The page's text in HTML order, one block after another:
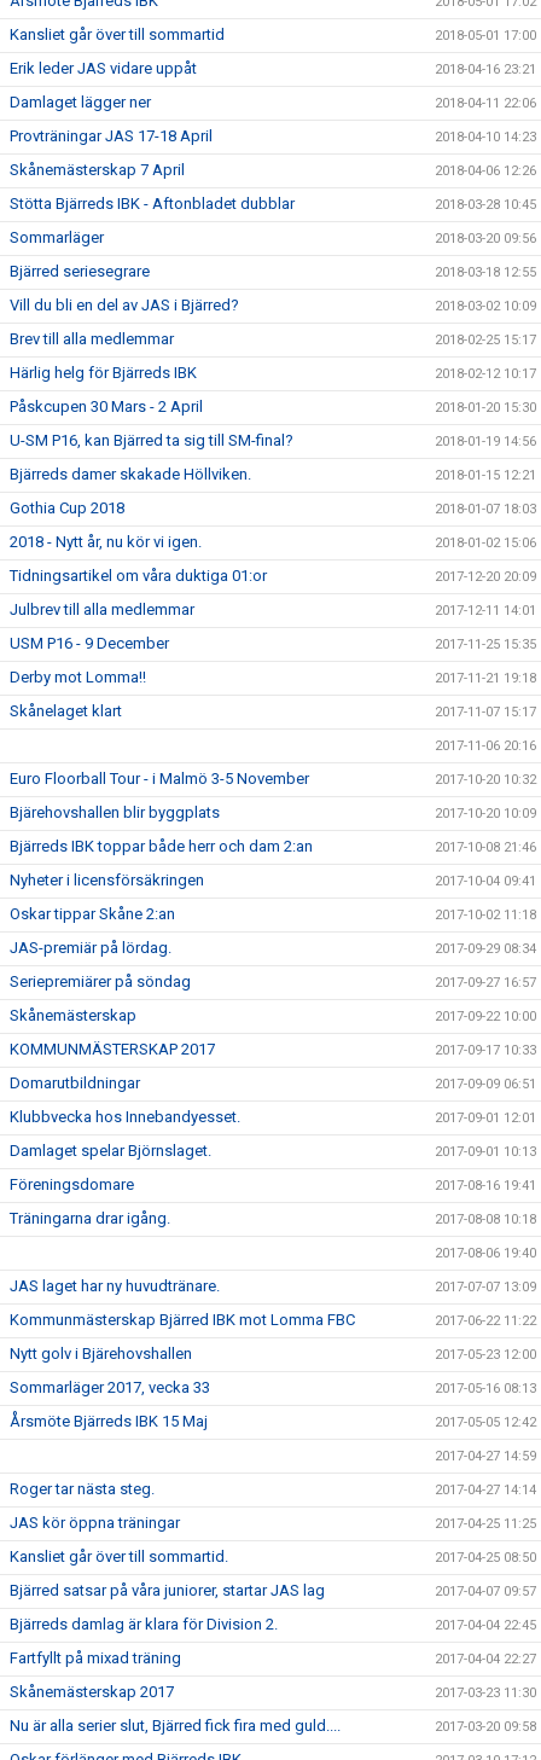
Kansliet går över till sommartid 2018-05-01 17:00
Erik leder JAS vidare uppåt 2018-04-16 23:21
Damlaget lägger ner 2018-04-11 22:06
Provträningar JAS 17-18 April 2018-04-10 14:23
Skånemästerskap 7 April 2018-04-06 12:26
Stötta Bjärreds IBK - Aftonbladet dubblar 2018-03-28 10:45
Sommarläger 2018-03-20 09:56
Bjärred seriesegrare 2018-03-18 12:55
Vill du bli en del av JAS i Bjärred? 2018-03-02 10:09
Brev till alla medlemmar 2018-02-25 15:17
Härlig helg för Bjärreds IBK 2018-02-12 10:17
Påskcupen 30 Mars - 2 April 2018-01-20 15:30
U-SM P16, kan Bjärred ta sig till SM-final? 2018-01-19 14:56
Bjärreds damer skakade Höllviken. 2018-01-15 12:21
Gothia Cup 2018 2018-01-07 18:03
2018 - Nytt år, nu kör vi igen. 2018-01-02 15:06
Tidningsartikel om våra duktiga 01:or 2017-12-20 20:09
Julbrev till alla medlemmar 2017-12-11 14:01
USM P16 - 9 December 2017-11-25 15:35
Derby mot Lomma!! 2017-11-21 19:18
Skånelaget klart 2017-11-07 15:17
2017-11-06 20:16
Euro Floorball Tour - i Malmö 3-5 November 2017-10-20 10:32
Bjärehovshallen blir byggplats 2017-10-20 10:09
Bjärreds IBK toppar både herr och dam 2:an 2017-10-08 21:46
Nyheter i licensförsäkringen 2017-10-04 09:41
Oskar tippar Skåne 2:an 2017-10-02 11:18
JAS-premiär på lördag. 2017-09-29 08:34
Seriepremiärer på söndag 2017-09-27 16:57
Skånemästerskap 2017-09-22 10:00
KOMMUNMÄSTERSKAP 2017 2017-09-17 10:33
Domarutbildningar 2017-09-09 06:51
Klubbvecka hos Innebandyesset. 2017-09-01 12:01
Damlaget spelar Björnslaget. 2017-09-01 10:13
Föreningsdomare 2017-08-16 19:41
Träningarna drar igång. 2017-08-08 10:18
2017-08-06 19:40
JAS laget har ny huvudtränare. 2017-07-07 13:09
Kommunmästerskap Bjärred IBK mot Lomma FBC 2017-06-22 11:22
Nytt golv i Bjärehovshallen 2017-05-23 12:00
Sommarläger 2017, vecka 33 2017-05-16 08:13
Årsmöte Bjärreds IBK 15 Maj 2017-05-05 12:42
2017-04-27 14:59
Roger tar nästa steg. 2017-04-27 14:14
JAS kör öppna träningar 2017-04-25 11:25
Kansliet går över till sommartid. 2017-04-25 08:50
Bjärred satsar på våra juniorer, startar JAS lag 2017-04-07 09:57
Bjärreds damlag är klara för Division 2. 2017-04-04 22:45
Fartfyllt på mixad träning 2017-04-04 22:27
Skånemästerskap 2017 2017-03-23 11:30
Nu är alla serier slut, Bjärred fick fira med guld.... 2017-03-20 09:58